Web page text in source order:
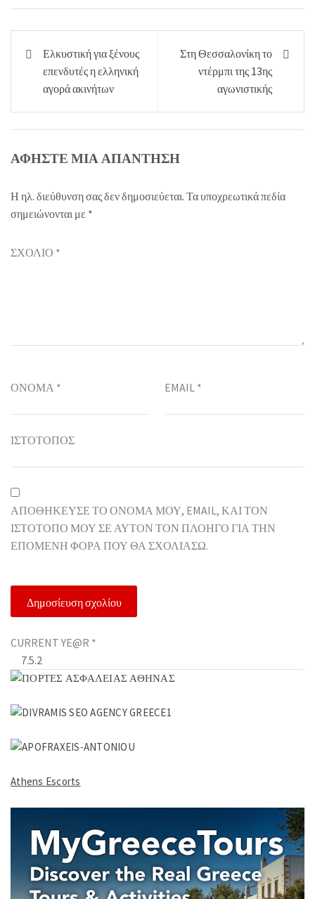
Πλοήγηση
άρθρων
Ελκυστική για ξένους
επενδυτές η ελληνική
αγορά ακινήτων
Στη Θεσσαλονίκη το
ντέρμπι της 13ης
αγωνιστικής
ΑΦΉΣΤΕ ΜΙΑ ΑΠΆΝΤΗΣΗ
Η ηλ. διεύθυνση σας δεν δημοσιεύεται. Τα υποχρεωτικά πεδία
σημειώνονται με *
ΣΧΌΛΙΟ *
ΌΝΟΜΑ * EMAIL *
ΙΣΤΌΤΟΠΟΣ
ΑΠΟΘΉΚΕΥΣΕ ΤΟ ΌΝΟΜΆ ΜΟΥ, EMAIL, ΚΑΙ ΤΟΝ
ΙΣΤΌΤΟΠΟ ΜΟΥ ΣΕ ΑΥΤΌΝ ΤΟΝ ΠΛΟΗΓΌ ΓΙΑ ΤΗΝ
ΕΠΌΜΕΝΗ ΦΟΡΆ ΠΟΥ ΘΑ ΣΧΟΛΙΆΣΩ.
CURRENT YE@R *
Athens Escorts